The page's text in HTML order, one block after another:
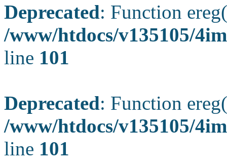
Deprecated: Function
/www/htdocs/v135105/
line 101
Deprecated: Function
/www/htdocs/v135105/
line 101